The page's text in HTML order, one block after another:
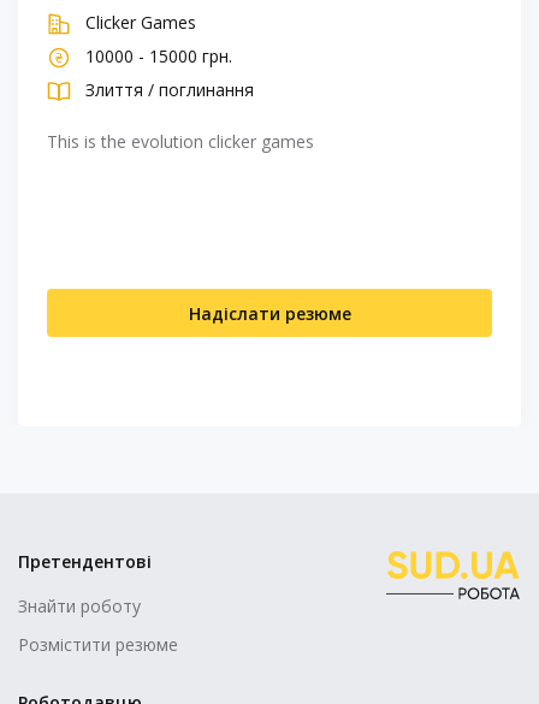
Clicker Games
10000 - 15000 грн.
Злиття / поглинання
This is the evolution clicker games
Надіслати резюме
Претендентові
Знайти роботу
Розмістити резюме